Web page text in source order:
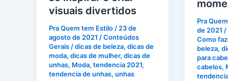
visuais divertidos
Pra Quem tem Estilo/23 de
agosto de 2021 /Conteúdos
Gerais/dicas de beleza, dicas de
moda, dicas de mulher, dicas de
unhas, Moda, tendencia 2021,
tendencia de unhas, unhas
Pra
de 2021 /
Como
beleza,
para
cabelos,